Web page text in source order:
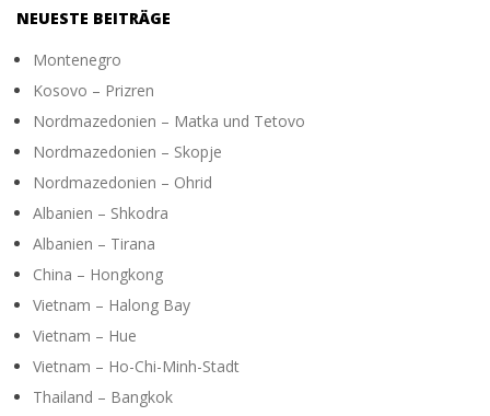
H
Y
NEUESTE BEITRÄGE
Montenegro
Kosovo – Prizren
Nordmazedonien – Matka und Tetovo
Nordmazedonien – Skopje
Nordmazedonien – Ohrid
Albanien – Shkodra
Albanien – Tirana
China – Hongkong
Vietnam – Halong Bay
Vietnam – Hue
Vietnam – Ho-Chi-Minh-Stadt
Thailand – Bangkok